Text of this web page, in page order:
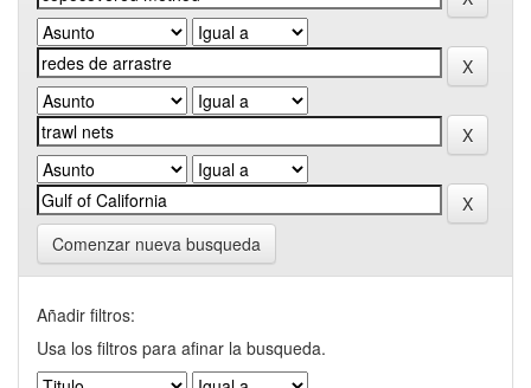
Comenzar nueva busqueda
Añadir filtros:
Usa los filtros para afinar la busqueda.